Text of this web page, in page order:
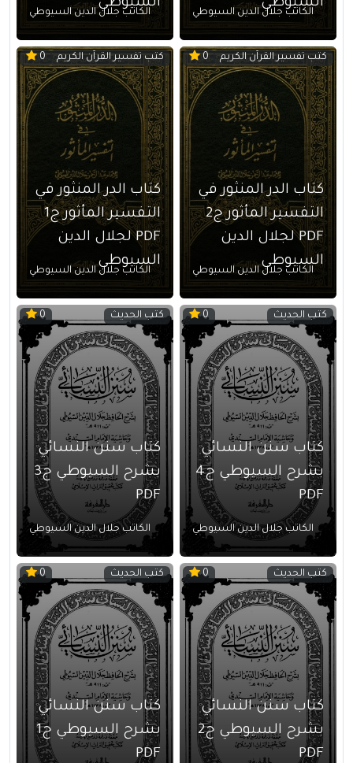
السيوطي
الكاتب جلال الدين السيوطي
السيوطي
الكاتب جلال الدين السيوطي
كتب تفسير القرآن الكريم 0
كتاب الدر المنثور في
التفسير المأثور ج2
PDF لجلال الدين
السيوطي
الكاتب جلال الدين السيوطي
كتب تفسير القرآن الكريم 0
كتاب الدر المنثور في
التفسير المأثور ج1
PDF لجلال الدين
السيوطي
الكاتب جلال الدين السيوطي
كتب الحديث 0
كتاب سنن النسائي
بشرح السيوطي ج4
PDF
الكاتب جلال الدين السيوطي
كتب الحديث 0
كتاب سنن النسائي
بشرح السيوطي ج3
PDF
الكاتب جلال الدين السيوطي
كتب الحديث 0
كتاب سنن النسائي
بشرح السيوطي ج2
PDF
كتب الحديث 0
كتاب سنن النسائي
بشرح السيوطي ج1
PDF